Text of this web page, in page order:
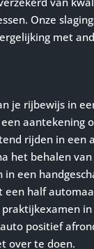
Onze
met
je rijbewijs in
aantekening
rijden in een
het behalen
een
een half
in
positief
over te doen.